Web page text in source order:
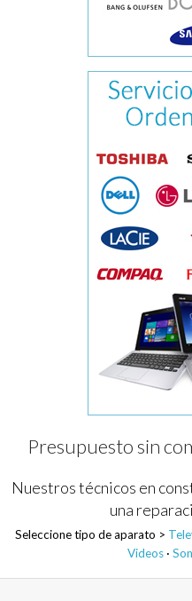
Presupuesto sin
Nuestros técnicos en
una
Seleccione tipo de aparato >
Videos·